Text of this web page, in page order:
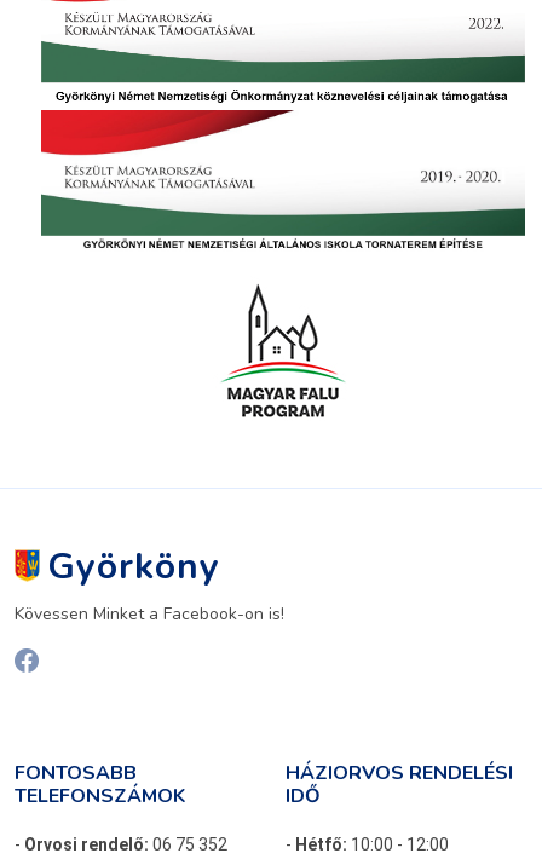
Györköny
Kövessen Minket a Facebook-on is!
FONTOSABB
TELEFONSZÁMOK
- Orvosi rendelő: 06 75 352
HÁZIORVOS RENDELÉSI
IDŐ
- Hétfő: 10:00 - 12:00